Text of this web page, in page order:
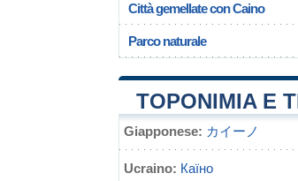
Città gemellate con Caino
Parco naturale
TOPONIMIA E
Giapponese: カイーノ
Ucraino: Каїно